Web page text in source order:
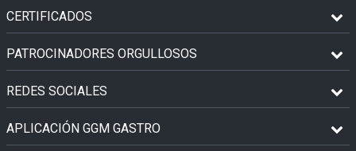
CERTIFICADOS
PATROCINADORES ORGULLOSOS
REDES SOCIALES
APLICACIÓN GGM GASTRO